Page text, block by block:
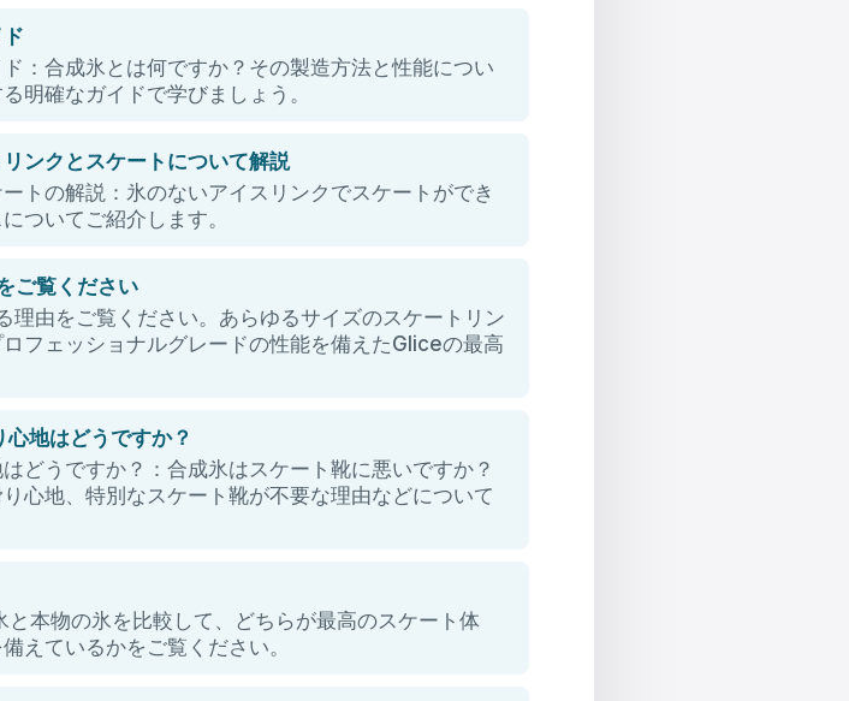
：合成氷とは何ですか？その製造方法と性能につい
明確なガイドで学びましょう。
ンクとスケートについて解説
トの解説：氷のないアイスリンクでスケートができ
ついてご紹介します。
ご覧ください
由をご覧ください。あらゆるサイズのスケートリン
フェッショナルグレードの性能を備えたGliceの最高
地はどうですか？
どうですか？：合成氷はスケート靴に悪いですか？
心地、特別なスケート靴が不要な理由などについて
本物の氷を比較して、どちらが最高のスケート体
えているかをご覧ください。